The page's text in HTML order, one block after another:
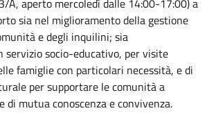
A, aperto mercoledì dalle 14:00-17:00) a
sia nel miglioramento della gestione
e degli inquilini; sia
servizio socio-educativo, per visite
famiglie con particolari necessità, e di
per supportare le comunità a
di mutua conoscenza e convivenza.